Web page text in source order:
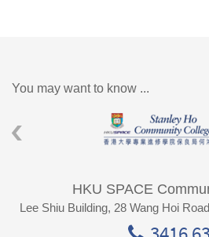
You may want to know ...
HKU SPACE
Lee Shiu Building, 28 Wang Hoi